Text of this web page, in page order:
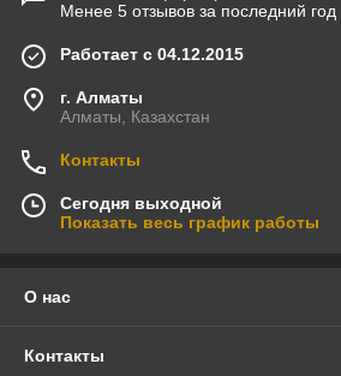
Менее 5 отзывов за последний год
Работает с 04.12.2015
г. Алматы
Алматы, Казахстан
Контакты
Сегодня выходной
Показать весь график работы
О нас
Контакты